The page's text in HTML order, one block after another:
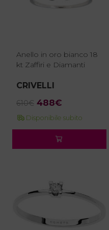
Anello in oro bianco 18
kt Zaffiri e Diamanti
CRIVELLI
610€ Il
prezzo
610€.
488€
prezzo
è:
488€.
Disponibile subito